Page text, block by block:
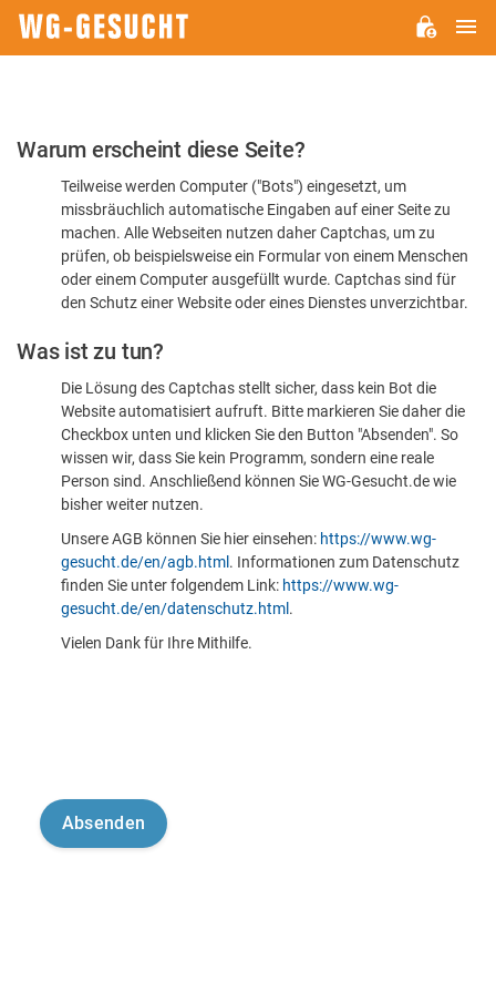
Bitte
dass
sind
Warum erscheint diese Seite?
Teilweise werden Computer ("Bots") eingesetzt, um
missbräuchlich automatische Eingaben auf einer Seite zu
machen. Alle Webseiten nutzen daher Captchas, um zu
prüfen, ob beispielsweise ein Formular von einem Menschen
oder einem Computer ausgefüllt wurde. Captchas sind für
den Schutz einer Website oder eines Dienstes unverzichtbar.
Was ist zu tun?
Die Lösung des Captchas stellt sicher, dass kein Bot die
Website automatisiert aufruft. Bitte markieren Sie daher die
Checkbox unten und klicken Sie den Button "Absenden". So
wissen wir, dass Sie kein Programm, sondern eine reale
Person sind. Anschließend können Sie WG-Gesucht.de wie
bisher weiter nutzen.
Unsere AGB können Sie hier einsehen: https://www.wg-
gesucht.de/en/agb.html . Informationen zum Datenschutz
finden Sie unter folgendem Link: https://www.wg-
gesucht.de/en/datenschutz.html .
Vielen Dank für Ihre Mithilfe.